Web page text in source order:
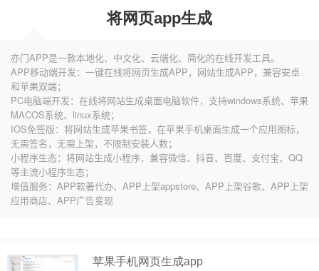
将网页app生成
亦门APP是一款本地化、中文化、云端化、简化的在线开发工具。
APP移动端开发：一键在线将网页生成APP，网站生成APP，兼容安卓
和苹果双端；
PC电脑端开发：在线将网站生成桌面电脑软件，支持windows系统、苹果
MACOS系统、linux系统；
IOS免签版：将网站生成苹果书签，在苹果手机桌面生成一个应用图标，
无需签名，无需上架，不限制安装人数；
小程序生态：将网站生成小程序，兼容微信、抖音、百度、支付宝、QQ
等主流小程序生态；
增值服务：APP软著代办、APP上架appstore、APP上架谷歌、APP上架
应用商店、APP广告变现
苹果手机网页生成app